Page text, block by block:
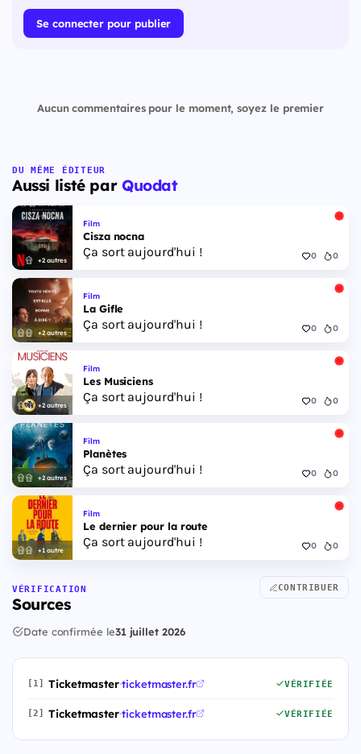
Se connecter pour publier
Aucun commentaires pour le moment, soyez le premier
DU MÊME ÉDITEUR
Aussi listé par Quodat
+2 autres
Film
Cisza nocna
Ça sort aujourd'hui ! 0 0
+2 autres
Film
La Gifle
Ça sort aujourd'hui ! 0 0
+2 autres
Film
Les Musiciens
Ça sort aujourd'hui ! 0 0
+2 autres
Film
Planètes
Ça sort aujourd'hui ! 0 0
+1 autre
Film
Le dernier pour la route
Ça sort aujourd'hui ! 0 0
VÉRIFICATION
Sources
CONTRIBUER
Date confirmée le31 juillet 2026
[1] Ticketmaster·ticketmaster.fr VÉRIFIÉE
[2] Ticketmaster·ticketmaster.fr VÉRIFIÉE